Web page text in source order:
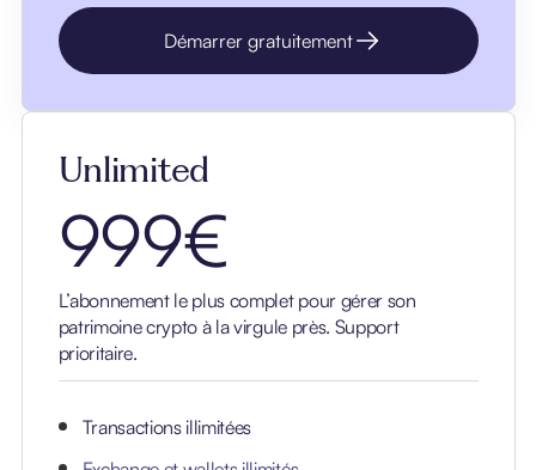
Démarrer gratuitement
Unlimited
999€
L’abonnement le plus complet pour gérer son
patrimoine crypto à la virgule près. Support
prioritaire.
Transactions illimitées